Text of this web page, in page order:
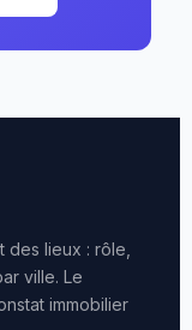
lieux : rôle,
ville. Le
immobilier